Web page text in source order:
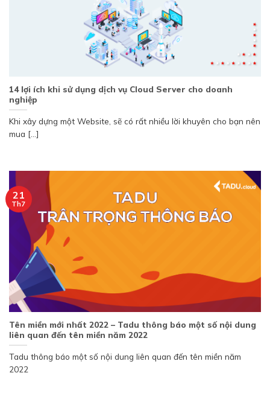
14 lợi ích khi sử dụng dịch vụ Cloud Server cho doanh
nghiệp
Khi xây dựng một Website, sẽ có rất nhiều lời khuyên cho bạn nên
mua [...]
Tên miền mới nhất 2022 – Tadu thông báo một số nội dung
liên quan đến tên miền năm 2022
Tadu thông báo một số nội dung liên quan đến tên miền năm
2022
21
Th7